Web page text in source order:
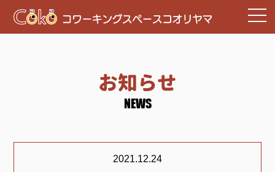
お知らせ
NEWS
2021.12.24